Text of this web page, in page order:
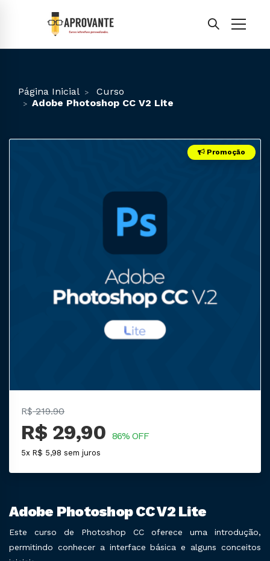
Página Inicial
Curso
Adobe Photoshop CC V2 Lite
Promoção
R$219.90
R$ 29,90 86% OFF
5x R$ 5,98 sem juros
Adobe Photoshop CC V2 Lite
Este curso de Photoshop CC oferece uma introdução,
permitindo conhecer a interface básica e alguns conceitos